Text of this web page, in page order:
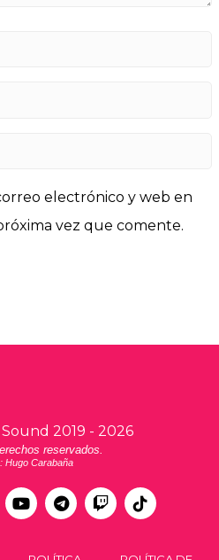
electrónico y web en
vez que comente.
2019 - 2026
reservados.
Hugo Carabaña